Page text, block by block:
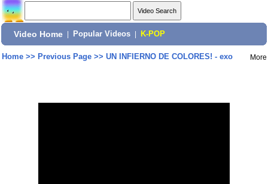
Video Home Popular Videos K-POP
Home>> Previous Page>> UN INFIERNO DE COLORES! - exo More